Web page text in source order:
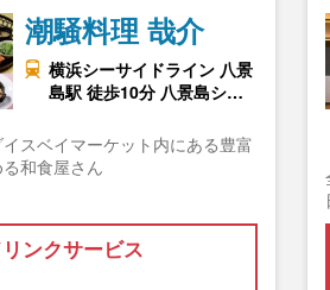
潮騒料理 哉介
横浜シーサイドライン 八景
島駅 徒歩10分 八景島シ…
スベイマーケット内にある豊富
和食屋さん
ンクサービス